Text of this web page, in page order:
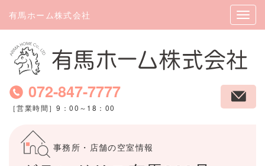
有馬ホーム株式会社
072-847-7777
［営業時間］9：00～18：00
事務所・店舗の空室情報